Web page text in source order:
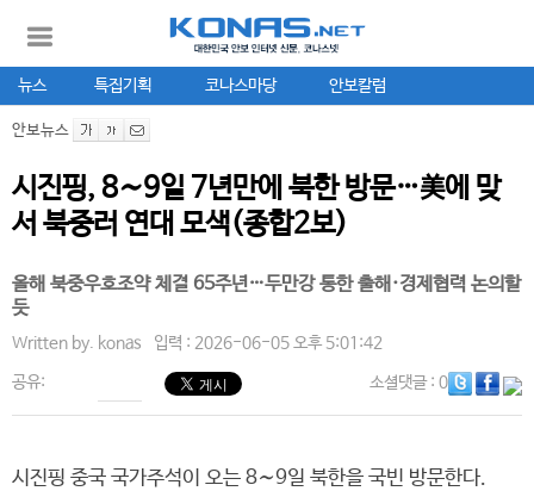
뉴스 특집기획 코나스마당 안보칼럼
안보뉴스
시진핑, 8∼9일 7년만에 북한 방문…美에 맞
서 북중러 연대 모색(종합2보)
올해 북중우호조약 체결 65주년…두만강 통한 출해·경제협력 논의할
듯
Written by. konas 입력 : 2026-06-05 오후 5:01:42
공유: 소셜댓글: 0
시진핑 중국 국가주석이 오는 8∼9일 북한을 국빈 방문한다.